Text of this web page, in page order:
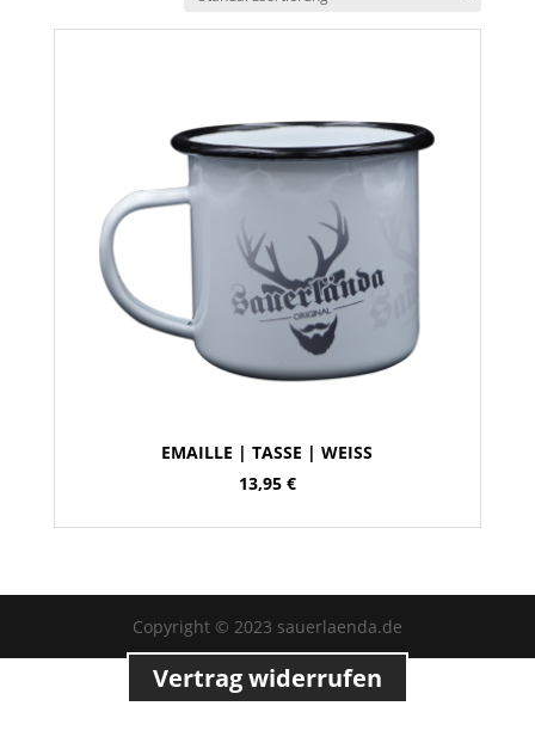
EMAILLE | TASSE | WEISS
13,95 €
Copyright © 2023 sauerlaenda.de
Vertrag widerrufen